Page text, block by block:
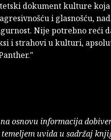
dokument kulture koja
i glasnošću,
Nije potrebno reći
i strahovi u kulturi,
osnovu informacija
uvida u sadržaj